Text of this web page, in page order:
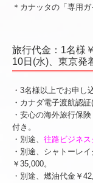
＊カナッタの「専用
旅行代金：1名様
10日(水)、東京発
・3名様以上でお申し
・カナダ電子渡航認
・安心の海外旅行保
付き。
・別途、 往路ビジネス
・別途、シャトーレ
￥35,000。
・別途、燃油代金￥